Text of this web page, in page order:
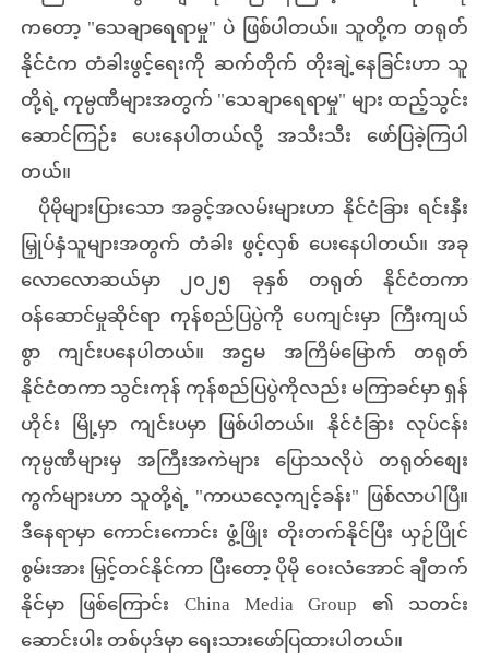
ကတော့ "သေချာရေရာမှု" ပဲ ဖြစ်ပါတယ်။ သူတို့က တရုတ်
နိုင်ငံက တံခါးဖွင့်ရေးကို ဆက်တိုက် တိုးချဲ့နေခြင်းဟာ သူ
တို့ရဲ့ ကုမ္ပဏီများအတွက် "သေချာရေရာမှု" များ ထည့်သွင်း
ဆောင်ကြဉ်း ပေးနေပါတယ်လို့ အသီးသီး ဖော်ပြခဲ့ကြပါ
တယ်။
ပိုမိုများပြားသော အခွင့်အလမ်းများဟာ နိုင်ငံခြား ရင်းနှီး
မြှုပ်နှံသူများအတွက် တံခါး ဖွင့်လှစ် ပေးနေပါတယ်။ အခု
လောလောဆယ်မှာ ၂၀၂၅ ခုနှစ် တရုတ် နိုင်ငံတကာ
ဝန်ဆောင်မှုဆိုင်ရာ ကုန်စည်ပြပွဲကို ပေကျင်းမှာ ကြီးကျယ်
စွာ ကျင်းပနေပါတယ်။ အဌမ အကြိမ်မြောက် တရုတ်
နိုင်ငံတကာ သွင်းကုန် ကုန်စည်ပြပွဲကိုလည်း မကြာခင်မှာ ရှန်
ဟိုင်း မြို့မှာ ကျင်းပမှာ ဖြစ်ပါတယ်။ နိုင်ငံခြား လုပ်ငန်း
ကုမ္ပဏီများမှ အကြီးအကဲများ ပြောသလိုပဲ တရုတ်စျေး
ကွက်များဟာ သူတို့ရဲ့ "ကာယလေ့ကျင့်ခန်း" ဖြစ်လာပါပြီ။
ဒီနေရာမှာ ကောင်းကောင်း ဖွံ့ဖြိုး တိုးတက်နိုင်ပြီး ယှဉ်ပြိုင်
စွမ်းအား မြှင့်တင်နိုင်ကာ ပြီးတော့ ပိုမို ဝေးလံအောင် ချီတက်
နိုင်မှာ ဖြစ်ကြောင်း China Media Group ၏ သတင်း
ဆောင်းပါး တစ်ပုဒ်မှာ ရေးသားဖော်ပြထားပါတယ်။